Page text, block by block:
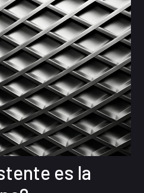
es la